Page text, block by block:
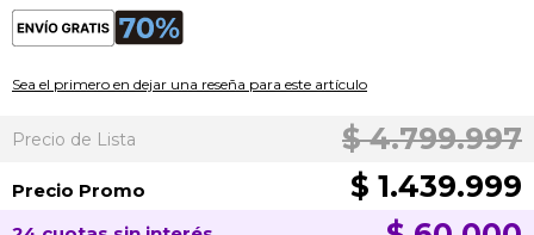
galería
de
Sea el primero en dejar una reseña para este artículo
Precio de Lista $ 4.799.997
Precio Promo $ 1.439.999